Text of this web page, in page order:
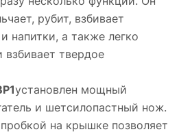
рубит, взбивает
напитки, а также легко
взбивает твердое
установлен мощный
и шетсилопастный нож.
на крышке позволяет